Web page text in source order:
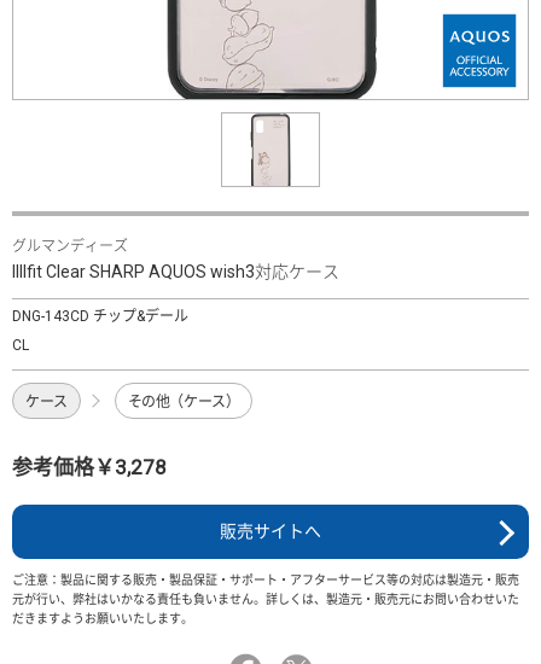
グルマンディーズ
IIIIfit Clear SHARP AQUOS wish3対応ケース
DNG-143CD チップ&デール
CL
ケース その他（ケース）
参考価格￥3,278
販売サイトへ
ご注意：製品に関する販売・製品保証・サポート・アフターサービス等の対応は製造元・販売
元が行い、弊社はいかなる責任も負いません。詳しくは、製造元・販売元にお問い合わせいた
だきますようお願いいたします。